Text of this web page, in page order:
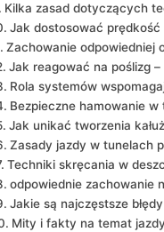
Kilka zasad dotyczących
Jak ⁣dostosować
Zachowanie odpowiedniej
Jak‌ reagować na⁣ poślizg
Rola systemów
Bezpieczne⁤ hamowanie
Jak⁢ unikać tworzenia
Zasady jazdy w‍ tunelach
Techniki skręcania w
odpowiednie zachowanie
Jakie są najczęstsze
Mity i​ fakty na temat